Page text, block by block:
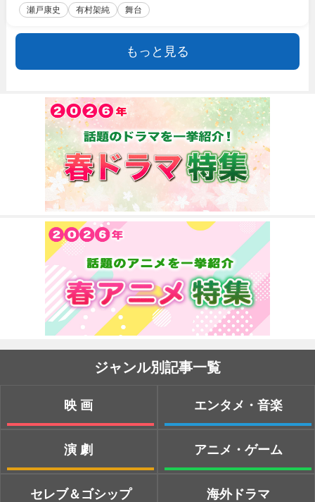
瀬戸康史 有村架純 舞台
もっと見る
ジャンル別記事一覧
映画
演劇
セレブ＆ゴシップ
エンタメ・音楽
アニメ・ゲーム
海外ドラマ